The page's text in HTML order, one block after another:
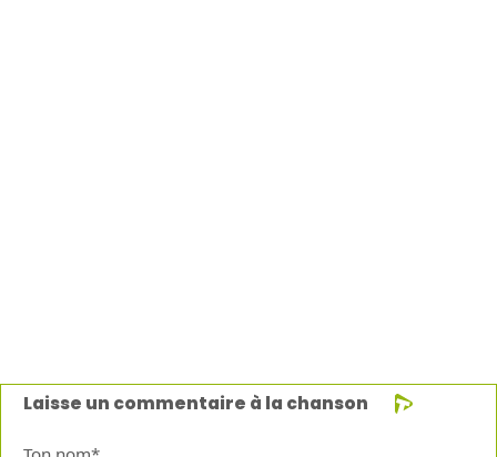
Laisse un commentaire à la chanson